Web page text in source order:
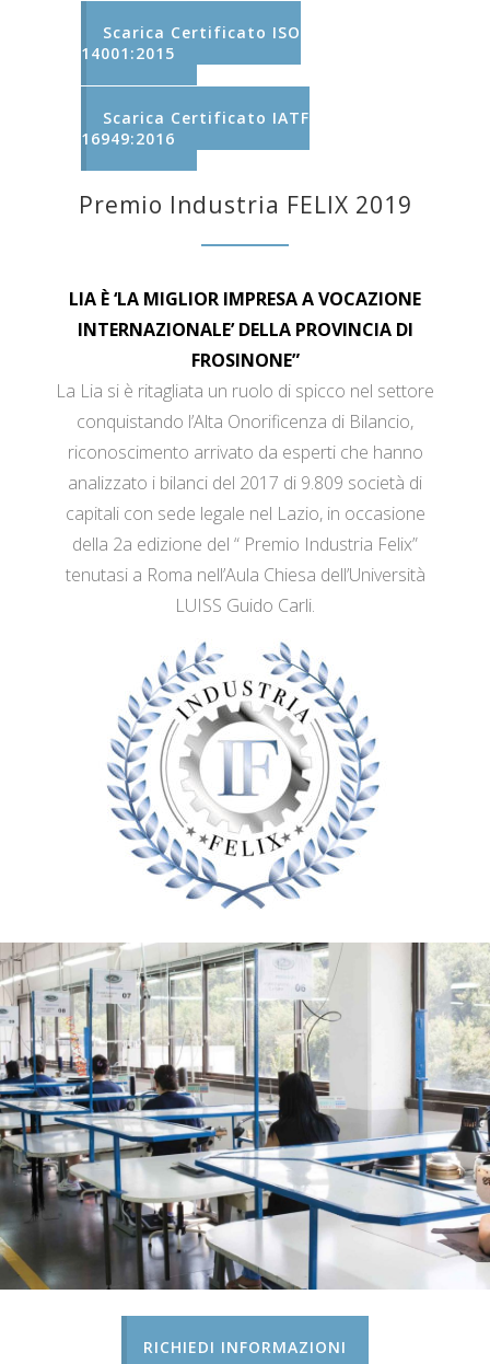
Scarica Certificato ISO
14001:2015
Scarica Certificato IATF
16949:2016
Premio Industria FELIX 2019
LIA È ‘LA MIGLIOR IMPRESA A VOCAZIONE
INTERNAZIONALE’ DELLA PROVINCIA DI
FROSINONE”
La Lia si è ritagliata un ruolo di spicco nel settore
conquistando l’Alta Onorificenza di Bilancio,
riconoscimento arrivato da esperti che hanno
analizzato i bilanci del 2017 di 9.809 società di
capitali con sede legale nel Lazio, in occasione
della 2a edizione del “ Premio Industria Felix”
tenutasi a Roma nell’Aula Chiesa dell’Università
LUISS Guido Carli.
RICHIEDI INFORMAZIONI